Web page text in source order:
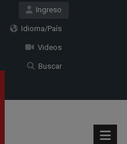
Ingreso
Idioma/País
Videos
Buscar